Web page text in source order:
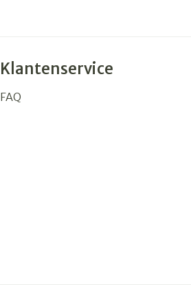
Klantenservice
FAQ